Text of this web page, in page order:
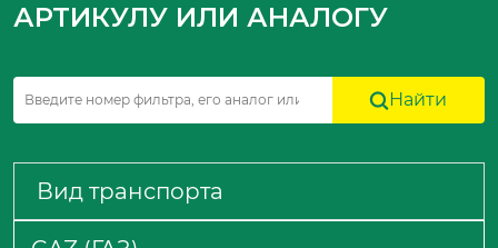
АРТИКУЛУ ИЛИ АНАЛОГУ
Найти